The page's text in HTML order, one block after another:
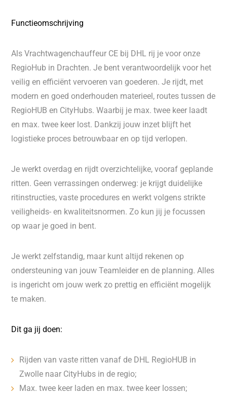
Functieomschrijving
Als Vrachtwagenchauffeur CE bij DHL rij je voor onze
RegioHub in Drachten. Je bent verantwoordelijk voor het
veilig en efficiënt vervoeren van goederen. Je rijdt, met
modern en goed onderhouden materieel, routes tussen de
RegioHUB en CityHubs. Waarbij je max. twee keer laadt
en max. twee keer lost. Dankzij jouw inzet blijft het
logistieke proces betrouwbaar en op tijd verlopen.
Je werkt overdag en rijdt overzichtelijke, vooraf geplande
ritten. Geen verrassingen onderweg: je krijgt duidelijke
ritinstructies, vaste procedures en werkt volgens strikte
veiligheids- en kwaliteitsnormen. Zo kun jij je focussen
op waar je goed in bent.
Je werkt zelfstandig, maar kunt altijd rekenen op
ondersteuning van jouw Teamleider en de planning. Alles
is ingericht om jouw werk zo prettig en efficiënt mogelijk
te maken.
Dit ga jij doen:
Rijden van vaste ritten vanaf de DHL RegioHUB in
Zwolle naar CityHubs in de regio;
Max. twee keer laden en max. twee keer lossen;